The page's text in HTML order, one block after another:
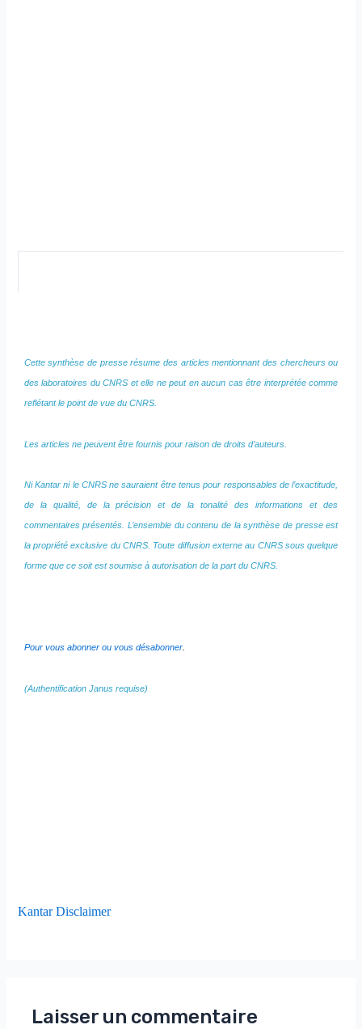
Cette synthèse de presse résume des articles mentionnant des chercheurs ou
des laboratoires du CNRS et elle ne peut en aucun cas être interprétée comme
reflétant le point de vue du CNRS.
Les articles ne peuvent être fournis pour raison de droits d’auteurs.
Ni Kantar ni le CNRS ne sauraient être tenus pour responsables de l’exactitude,
de la qualité, de la précision et de la tonalité des informations et des
commentaires présentés. L’ensemble du contenu de la synthèse de presse est
la propriété exclusive du CNRS. Toute diffusion externe au CNRS sous quelque
forme que ce soit est soumise à autorisation de la part du CNRS.
Pour vous abonner ou vous désabonner.
(Authentification Janus requise)
Kantar Disclaimer
Laisser un commentaire